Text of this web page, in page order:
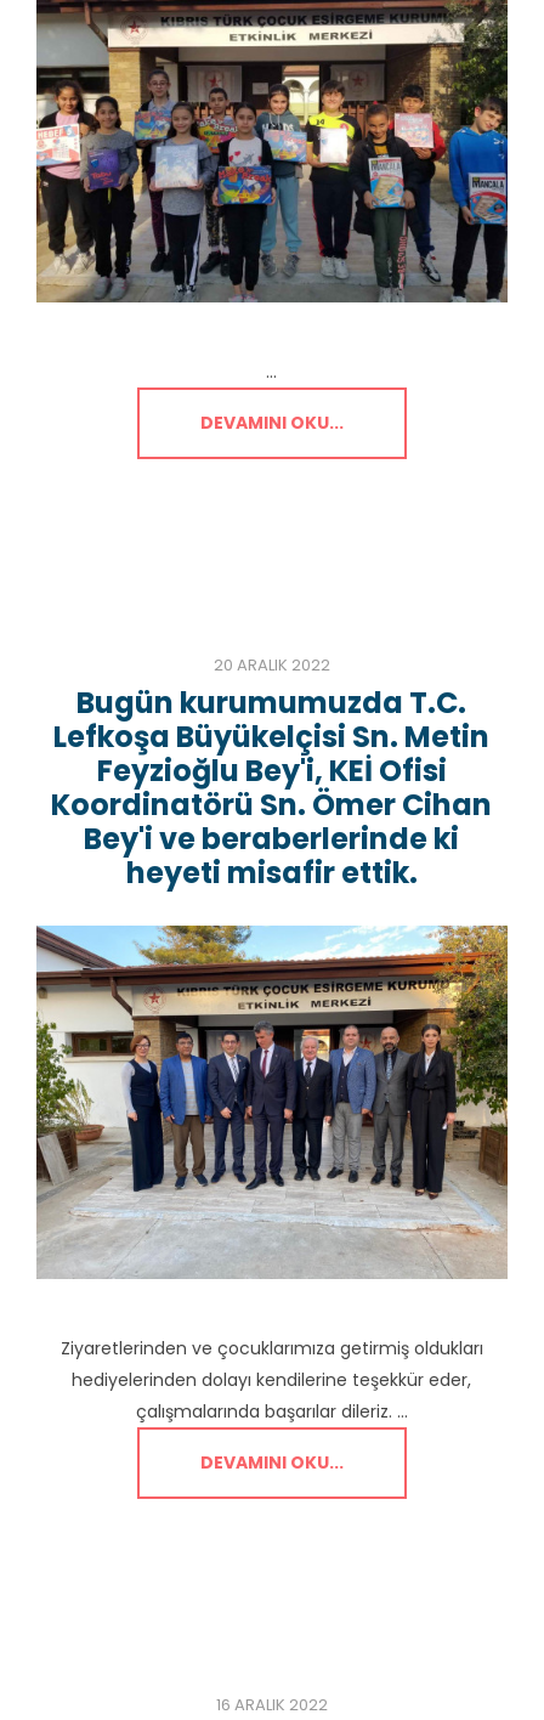
...
DEVAMINI OKU...
20 ARALIK 2022
Bugün kurumumuzda T.C.
Lefkoşa Büyükelçisi Sn. Metin
Feyzioğlu Bey'i, KEİ Ofisi
Koordinatörü Sn. Ömer Cihan
Bey'i ve beraberlerinde ki
heyeti misafir ettik.
Ziyaretlerinden ve çocuklarımıza getirmiş oldukları
hediyelerinden dolayı kendilerine teşekkür eder,
çalışmalarında başarılar dileriz. ...
DEVAMINI OKU...
16 ARALIK 2022